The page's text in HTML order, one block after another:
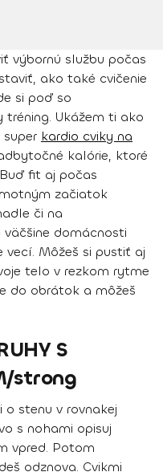
výbornú službu počas
ako také cvičenie
si poď so
Ukážem ti ako
kardio cviky na
kalórie, ktoré
fit aj počas
začiatok
či na
domácnosti
vecí. Môžeš si pustiť aj
telo v rezkom rytme
do obrátok a môžeš
S
strong
o stenu v rovnakej
s nohami opisuj
vpred. Potom
odznova. Cvikmi